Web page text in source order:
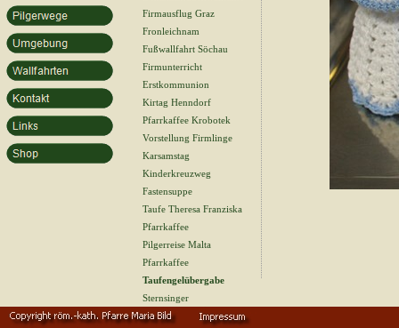
Firmausflug Graz
Fronleichnam
Fußwallfahrt Söchau
Firmunterricht
Erstkommunion
Kirtag Henndorf
Pfarrkaffee Krobotek
Vorstellung Firmlinge
Karsamstag
Kinderkreuzweg
Fastensuppe
Taufe Theresa Franziska
Pfarrkaffee
Pilgerreise Malta
Pfarrkaffee
Taufengelübergabe
Sternsinger